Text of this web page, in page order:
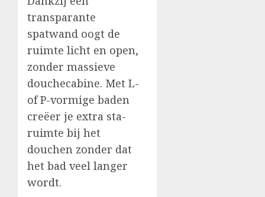
transparante
spatwand oogt de
ruimte licht en open,
zonder massieve
douchecabine. Met L-
of P-vormige baden
creëer je extra sta-
ruimte bij het
douchen zonder dat
het bad veel langer
wordt.